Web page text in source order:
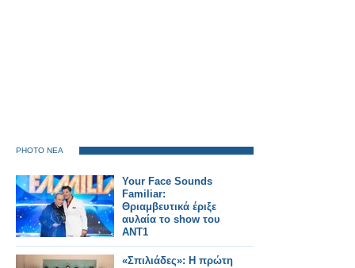
PHOTO ΝΕΑ
Your Face Sounds
Familiar:
Θριαμβευτικά έριξε
αυλαία το show του
ΑΝΤ1
«Σπιλιάδες»: Η πρώτη